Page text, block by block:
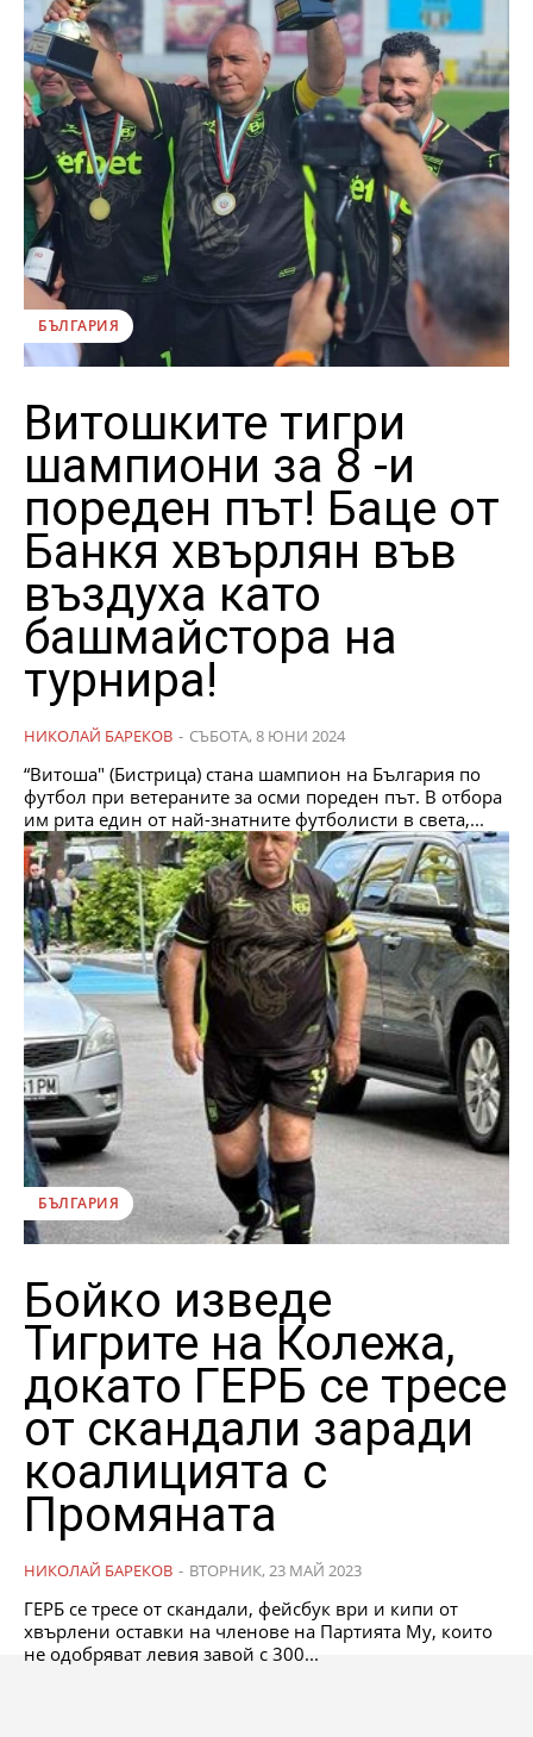
БЪЛГАРИЯ
Витошките тигри
шампиони за 8 -и
пореден път! Баце от
Банкя хвърлян във
въздуха като
башмайстора на
турнира!
НИКОЛАЙ БАРЕКОВ - СЪБОТА, 8 ЮНИ 2024
“Витоша" (Бистрица) стана шампион на България по
футбол при ветераните за осми пореден път. В отбора
им рита един от най-знатните футболисти в света,...
БЪЛГАРИЯ
Бойко изведе
Тигрите на Колежа,
докато ГЕРБ се тресе
от скандали заради
коалицията с
Промяната
НИКОЛАЙ БАРЕКОВ - ВТОРНИК, 23 МАЙ 2023
ГЕРБ се тресе от скандали, фейсбук ври и кипи от
хвърлени оставки на членове на Партията Му, които
не одобряват левия завой с 300...